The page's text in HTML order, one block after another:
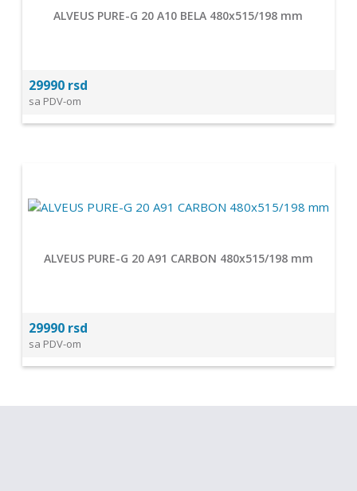
ALVEUS PURE-G 20 A10 BELA 480x515/198 mm
29990 rsd
sa PDV-om
ALVEUS PURE-G 20 A91 CARBON 480x515/198 mm
29990 rsd
sa PDV-om